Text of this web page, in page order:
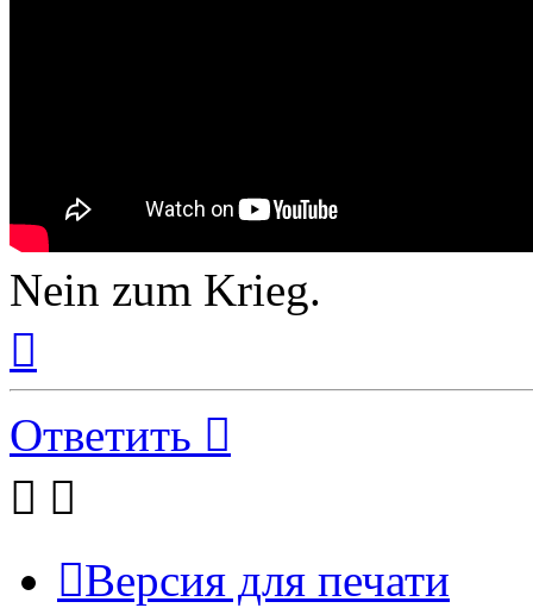
Nein zum Krieg.
началу
Ответить
Версия для печати